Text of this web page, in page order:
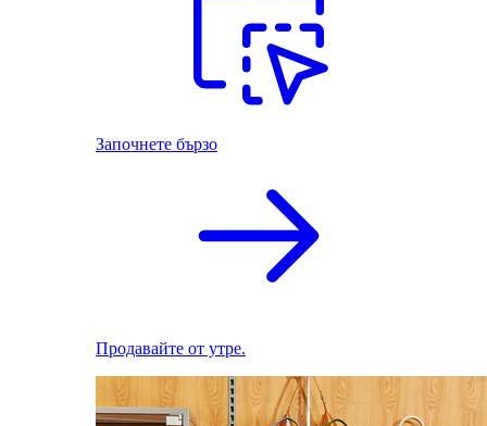
Започнете бързо
Продавайте от утре.